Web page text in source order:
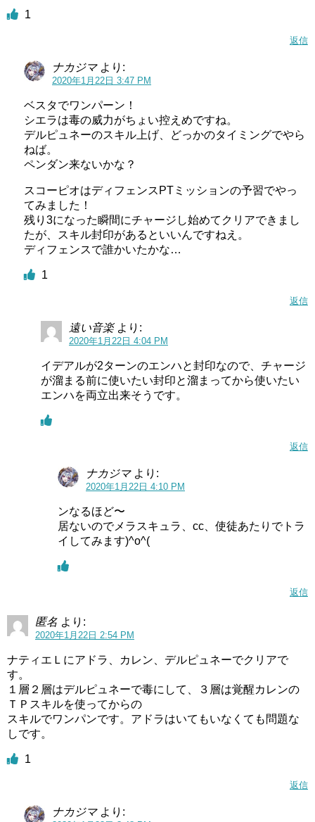
1
返信
ナカジマ より:
2020年1月22日 3:47 PM
ベスタでワンパーン！
シエラは毒の威力がちょい控えめですね。
デルピュネーのスキル上げ、どっかのタイミングでやら
ねば。
ペンダン来ないかな？
スコーピオはディフェンスPTミッションの予習でやっ
てみました！
残り3になった瞬間にチャージし始めてクリアできまし
たが、スキル封印があるといいんですねえ。
ディフェンスで誰かいたかな…
1
返信
遠い音楽 より:
2020年1月22日 4:04 PM
イデアルが2ターンのエンハと封印なので、チャージ
が溜まる前に使いたい封印と溜まってから使いたい
エンハを両立出来そうです。
返信
ナカジマ より:
2020年1月22日 4:10 PM
ンなるほど〜
居ないのでメラスキュラ、cc、使徒あたりでトラ
イしてみます)^o^(
返信
匿名 より:
2020年1月22日 2:54 PM
ナティエＬにアドラ、カレン、デルピュネーでクリアで
す。
１層２層はデルピュネーで毒にして、３層は覚醒カレンの
ＴＰスキルを使ってからの
スキルでワンパンです。アドラはいてもいなくても問題な
しです。
1
返信
ナカジマ より: